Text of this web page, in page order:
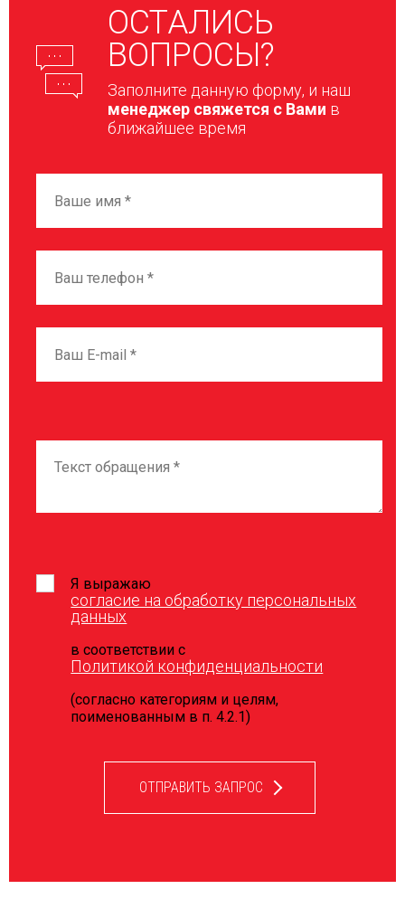
ОСТАЛИСЬ
ВОПРОСЫ?
Заполните данную форму, и наш
менеджер свяжется с Вами в
ближайшее время
ОТПРАВИТЬ ЗАПРОС
Я выражаю
согласие на обработку персональных
данных
в соответствии с
Политикой конфиденциальности
(согласно категориям и целям,
поименованным в п. 4.2.1)